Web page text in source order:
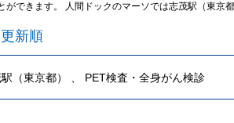
できます。 人間ドックのマーソでは志茂駅（東京
更新順
（東京都） 、 PET検査・全身がん検診